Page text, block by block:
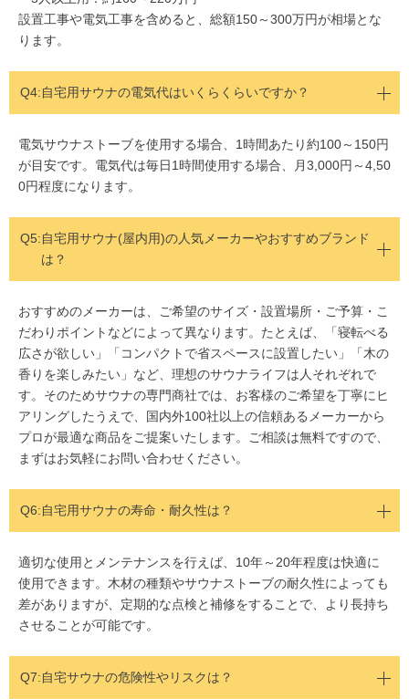
設置工事や電気工事を含めると、総額150～300万円が相場とな
ります。
Q4:自宅用サウナの電気代はいくらくらいですか？
電気サウナストーブを使用する場合、1時間あたり約100～150円
が目安です。電気代は毎日1時間使用する場合、月3,000円～4,50
0円程度になります。
Q5:自宅用サウナ(屋内用)の人気メーカーやおすすめブランド
は？
おすすめのメーカーは、ご希望のサイズ・設置場所・ご予算・こ
だわりポイントなどによって異なります。たとえば、「寝転べる
広さが欲しい」「コンパクトで省スペースに設置したい」「木の
香りを楽しみたい」など、理想のサウナライフは人それぞれで
す。そのためサウナの専門商社では、お客様のご希望を丁寧にヒ
アリングしたうえで、国内外100社以上の信頼あるメーカーから
プロが最適な商品をご提案いたします。ご相談は無料ですので、
まずはお気軽にお問い合わせください。
Q6:自宅用サウナの寿命・耐久性は？
適切な使用とメンテナンスを行えば、10年～20年程度は快適に
使用できます。木材の種類やサウナストーブの耐久性によっても
差がありますが、定期的な点検と補修をすることで、より長持ち
させることが可能です。
Q7:自宅サウナの危険性やリスクは？